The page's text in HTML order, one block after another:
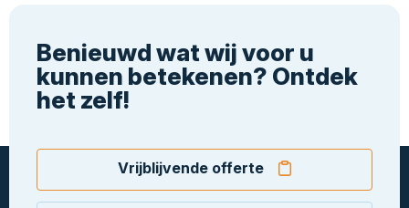
Benieuwd wat wij voor u
kunnen betekenen? Ontdek
het zelf!
Vrijblijvende offerte